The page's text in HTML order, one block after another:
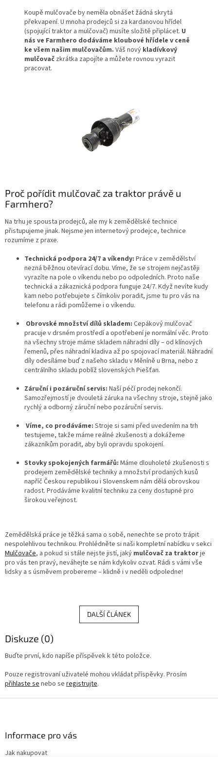
Koupě mulčovače by neměla obnášet žádná skrytá
překvapení. U mnoha prodejců si za kardanovou hřídel
(spojující traktor a mulčovač) musíte složitě připlácet. U
nás ve Farmhero dodáváme kloubové hřídele v ceně
ke všem našim mulčovačům. Váš nový kladívkový
mulčovač zkrátka zapojíte a můžete rovnou vyrazit
pracovat.
Proč pořídit mulčovač za traktor právě u
Farmhero?
Na trhu je spousta prodejců, ale my k zemědělské technice
přistupujeme jinak. Nejsme jen internetový prodejce, technice
rozumíme z praxe.
Technická podpora 24/7 a víkendy: Práce v zemědělství
nezná běžnou otevírací dobu. Víme, že se strojem nejčastěji
vyrazíte na pole o víkendu nebo po odpoledních. Proto naše
technická a zákaznická podpora funguje 24/7. Když nevíte kudy
kam nebo potřebujete s čímkoliv poradit, jsme tu pro vás na
telefonu a rádi pomůžeme i o víkendu.
Obrovské množství dílů skladem: Cepákový mulčovač
pracuje v drsném prostředí a opotřebení je normální věc. Proto
na všechny stroje máme skladem náhradní díly – od klínových
řemenů, přes náhradní kladiva až po spojovací materiál. Náhradní
díly odesíláme buď z našeho skladu v Měníně u Brna, nebo z
centrálního skladu poblíž slovenských Piešťan.
Záruční i pozáruční servis: Naší péčí prodej nekončí.
Samozřejmostí je dvouletá záruka na všechny stroje, stejně jako
rychlý a odborný záruční nebo pozáruční servis.
Víme, co prodáváme: Stroje si sami před uvedením na trh
testujeme, takže máme reálné zkušenosti a dokážeme
zákazníkům poradit, aby byli opravdu spokojení.
Stovky spokojených farmářů: Máme dlouholeté zkušenosti s
prodejem zemědělské techniky a množství prodaných kusů
napříč Českou republikou i Slovenskem nám dělá obrovskou
radost. Prodáváme kvalitní techniku za ceny dostupné pro
širokou veřejnost.
Zemědělská práce je těžká sama o sobě, nenechte se proto trápit
nespolehlivou technikou. Prohlédněte si naši kompletní nabídku v sekci
Mulčovače, a pokud si stále nejste jistí, jaký mulčovač za traktorje
pro vás ten pravý, neváhejte se nám kdykoliv ozvat. Rádi s vámi vše
lidsky a s úsměvem probereme – klidně i v neděli odpoledne!
DALŠÍ ČLÁNEK
Diskuze (0)
Buďte první, kdo napíše příspěvek k této položce.
Pouze registrovaní uživatelé mohou vkládat příspěvky. Prosím
přihlaste senebo se registrujte.
Informace pro vás
Jak nakupovat